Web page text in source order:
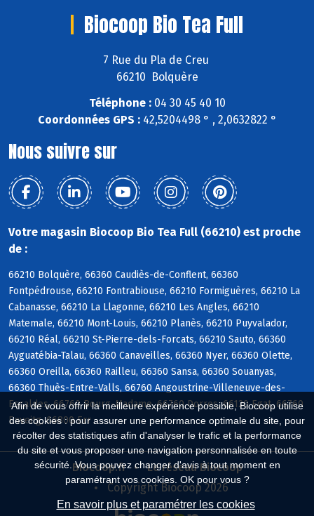
Afin de vous offrir la meilleure expérience possible, Biocoop utilise
des cookies : pour assurer une performance optimale du site, pour
récolter des statistiques afin d'analyser le trafic et la performance
du site et vous proposer une navigation personnalisée en toute
sécurité. Vous pouvez changer d'avis à tout moment en
paramétrant vos cookies. OK pour vous ?
En savoir plus et paramétrer les cookies
Biocoop Bio Tea Full
7 Rue du Pla de Creu
66210 Bolquère
Téléphone :04 30 45 40 10
Coordonnées GPS :42,5204498 ° , 2,0632822 °
Nous suivre sur
Votre magasin Biocoop Bio Tea Full (66210) est proche
de :
66210 Bolquère, 66360 Caudiès-de-Conflent, 66360
Fontpédrouse, 66210 Fontrabiouse, 66210 Formiguères, 66210 La
Cabanasse, 66210 La Llagonne, 66210 Les Angles, 66210
Matemale, 66210 Mont-Louis, 66210 Planès, 66210 Puyvalador,
66210 Réal, 66210 St-Pierre-dels-Forcats, 66210 Sauto, 66360
Ayguatébia-Talau, 66360 Canaveilles, 66360 Nyer, 66360 Olette,
66360 Oreilla, 66360 Railleu, 66360 Sansa, 66360 Souanyas,
66360 Thuès-Entre-Valls, 66760 Angoustrine-Villeneuve-des-
Escaldes, 66760 Bourg-Madame, 66760 Dorres, 66120 Egat, 66760
Enveitg, 66800 Err
Biocoop.fr
Le réseau Biocoop
Copyright Biocoop 2026